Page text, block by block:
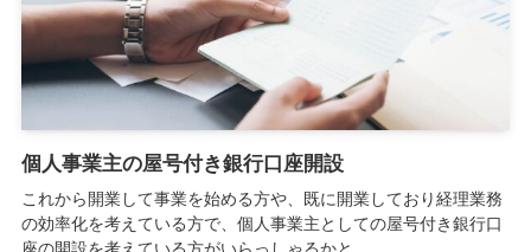
個人事業主の屋号付き銀行口座開設
これから開業して事業を始める方や、既に開業しており経理業務
の効率化を考えている方で、個人事業主としての屋号付き銀行口